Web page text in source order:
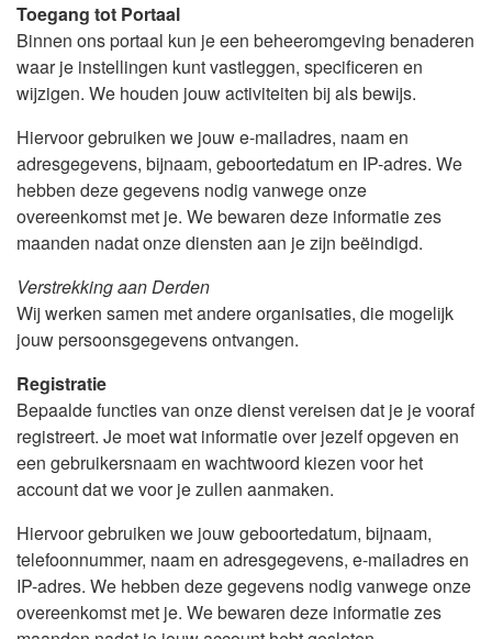
Toegang tot Portaal
Binnen ons portaal kun je een beheeromgeving benaderen
waar je instellingen kunt vastleggen, specificeren en
wijzigen. We houden jouw activiteiten bij als bewijs.
Hiervoor gebruiken we jouw e-mailadres, naam en
adresgegevens, bijnaam, geboortedatum en IP-adres. We
hebben deze gegevens nodig vanwege onze
overeenkomst met je. We bewaren deze informatie zes
maanden nadat onze diensten aan je zijn beëindigd.
Verstrekking aan Derden
Wij werken samen met andere organisaties, die mogelijk
jouw persoonsgegevens ontvangen.
Registratie
Bepaalde functies van onze dienst vereisen dat je je vooraf
registreert. Je moet wat informatie over jezelf opgeven en
een gebruikersnaam en wachtwoord kiezen voor het
account dat we voor je zullen aanmaken.
Hiervoor gebruiken we jouw geboortedatum, bijnaam,
telefoonnummer, naam en adresgegevens, e-mailadres en
IP-adres. We hebben deze gegevens nodig vanwege onze
overeenkomst met je. We bewaren deze informatie zes